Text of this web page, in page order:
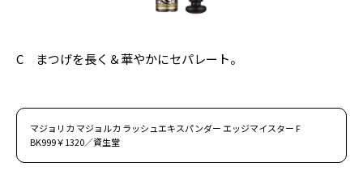
C まつげを長く＆華やかにセパレート。
マジョリカ マジョルカ ラッシュエキスパンダー エッジマイスター F
BK999￥1320／資生堂